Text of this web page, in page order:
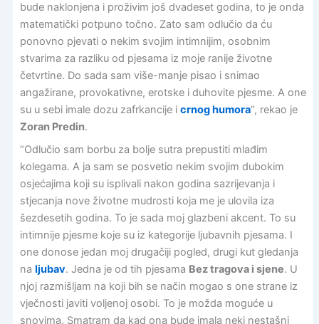
bude naklonjena i proživim još dvadeset godina, to je onda
matematički potpuno točno. Zato sam odlučio da ću
ponovno pjevati o nekim svojim intimnijim, osobnim
stvarima za razliku od pjesama iz moje ranije životne
četvrtine. Do sada sam više-manje pisao i snimao
angažirane, provokativne, erotske i duhovite pjesme. A one
su u sebi imale dozu zafrkancije i crnog humora“, rekao je
Zoran Predin.
“Odlučio sam borbu za bolje sutra prepustiti mlađim
kolegama. A ja sam se posvetio nekim svojim dubokim
osjećajima koji su isplivali nakon godina sazrijevanja i
stjecanja nove životne mudrosti koja me je ulovila iza
šezdesetih godina. To je sada moj glazbeni akcent. To su
intimnije pjesme koje su iz kategorije ljubavnih pjesama. I
one donose jedan moj drugačiji pogled, drugi kut gledanja
na ljubav. Jedna je od tih pjesama Bez tragova i sjene. U
njoj razmišljam na koji bih se način mogao s one strane iz
vječnosti javiti voljenoj osobi. To je možda moguće u
snovima. Smatram da kad ona bude imala neki nestašni